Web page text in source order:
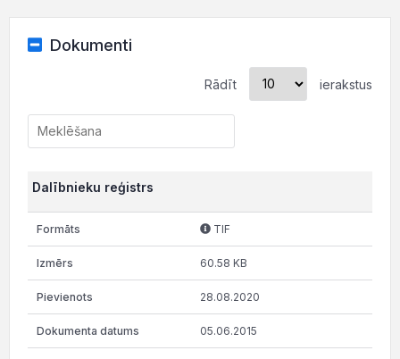
Dokumenti
Rādīt ierakstus
Dalībnieku reģistrs
TIF
60.58 KB
28.08.2020
05.06.2015